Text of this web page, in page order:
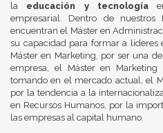
la educación y tecnología
empresarial. Dentro de nuestros
encuentran el Máster en
su capacidad para formar a líderes
Máster en Marketing, por ser una
empresa, el Máster en
tomando en el mercado actual, el
por la tendencia a la
en Recursos Humanos, por la
las empresas al capital humano.